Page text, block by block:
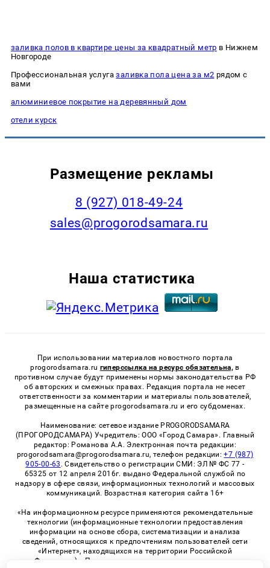
заливка полов в квартире цены за квадратный метр в Нижнем
Новгороде
Профессиональная услугазаливка пола цена за м2 рядом с
вами
алюминиевое покрытие на деревянный дом
отели курск
Размещение рекламы
8 (927) 018-49-24
sales@progorodsamara.ru
Наша статистика
При использовании материалов новостного портала
progorodsamara.ru гиперссылка на ресурс обязательна, в
противном случае будут применены нормы законодательства РФ
об авторских и смежных правах. Редакция портала не несет
ответственности за комментарии и материалы пользователей,
размещенные на сайте progorodsamara.ru и его субдоменах.
Наименование: сетевое издание PROGORODSAMARA
(ПРОГОРОДСАМАРА) Учредитель: ООО «Город Самара». Главный
редактор: Романова А.А. Электронная почта редакции:
progorodsamara@progorodsamara.ru, телефон редакции:+7 (987)
905-00-63 . Свидетельство о регистрации СМИ: ЭЛ № ФС 77 -
65325 от 12 апреля 2016г. выдано Федеральной службой по
надзору в сфере связи, информационных технологий и массовых
коммуникаций. Возрастная категория сайта 16+
«На информационном ресурсе применяются рекомендательные
технологии (информационные технологии предоставления
информации на основе сбора, систематизации и анализа
сведений, относящихся к предпочтениям пользователей сети
«Интернет», находящихся на территории Российской
Федерации)». Правила применения рекомендательных